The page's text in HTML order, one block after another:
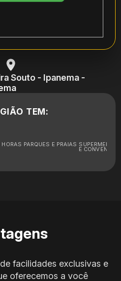
Souto - Ipanema -
TEM:
PARQUES E PRAIAS
E
facilidades exclusivas e
oferecemos a você